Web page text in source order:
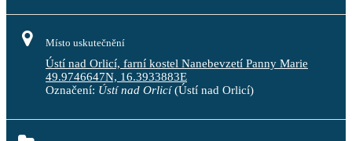
Místo uskutečnění
Ústí nad Orlicí, farní kostel Nanebevzetí Panny Marie
49.9746647N, 16.3933883E
Označení: Ústí nad Orlicí(Ústí nad Orlicí)